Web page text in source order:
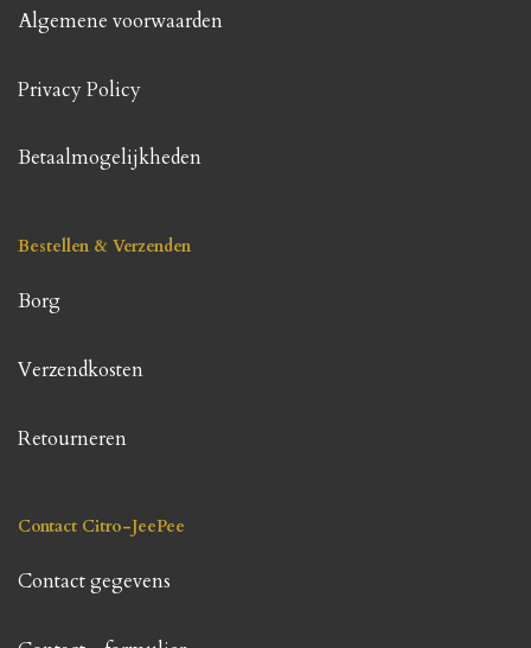
Algemene voorwaarden
Privacy Policy
Betaalmogelijkheden
Bestellen & Verzenden
Borg
Verzendkosten
Retourneren
Contact Citro-JeePee
Contact gegevens